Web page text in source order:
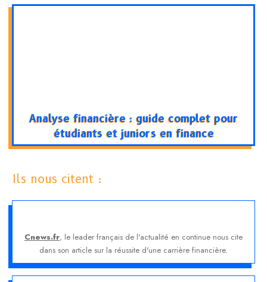
Analyse financière : guide complet pour
étudiants et juniors en finance
Ils nous citent :
Cnews.fr, le leader français de l'actualité en continue nous cite
dans son article sur la réussite d'une carrière financière.